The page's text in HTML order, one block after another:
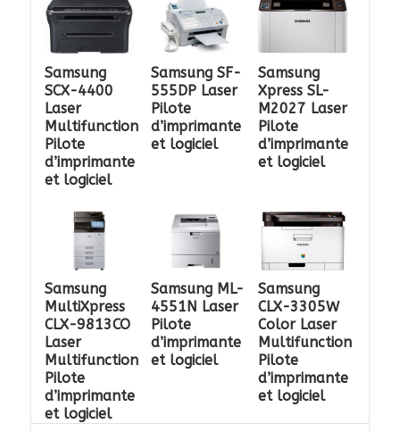
Samsung
SCX-4400
Laser
Multifunction
Pilote
d’imprimante
et logiciel
Samsung SF-
555DP Laser
Pilote
d’imprimante
et logiciel
Samsung
Xpress SL-
M2027 Laser
Pilote
d’imprimante
et logiciel
Samsung
MultiXpress
CLX-9813CO
Laser
Multifunction
Pilote
d’imprimante
et logiciel
Samsung ML-
4551N Laser
Pilote
d’imprimante
et logiciel
Samsung
CLX-3305W
Color Laser
Multifunction
Pilote
d’imprimante
et logiciel